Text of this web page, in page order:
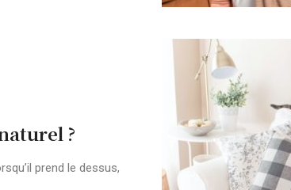
?
prend le dessus,